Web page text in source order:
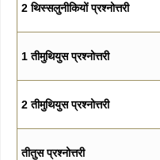
2 थिस्सलुनीकियों प्रश्नोत्तरी
1 तीमुथियुस प्रश्नोत्तरी
2 तीमुथियुस प्रश्नोत्तरी
तीतुस प्रश्नोत्तरी